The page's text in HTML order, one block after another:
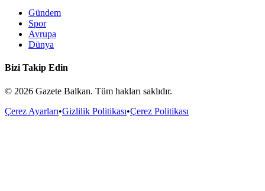
Gündem
Spor
Avrupa
Dünya
Bizi Takip Edin
© 2026 Gazete Balkan. Tüm hakları saklıdır.
Çerez Ayarları•Gizlilik Politikası•Çerez Politikası